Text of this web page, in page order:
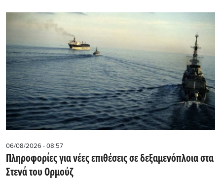
06/08/2026 - 08:57
Πληροφορίες για νέες επιθέσεις σε δεξαμενόπλοια στα
Στενά του Ορμούζ